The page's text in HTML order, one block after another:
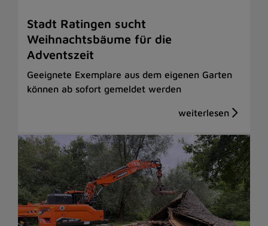
Stadt Ratingen sucht
Weihnachtsbäume für die
Adventszeit
Geeignete Exemplare aus dem eigenen Garten
können ab sofort gemeldet werden